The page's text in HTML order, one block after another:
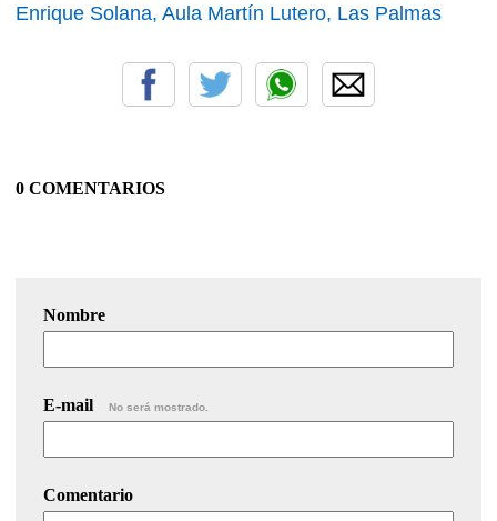
Enrique Solana, Aula Martín Lutero, Las Palmas
0 COMENTARIOS
Nombre
E-mail No será mostrado.
Comentario